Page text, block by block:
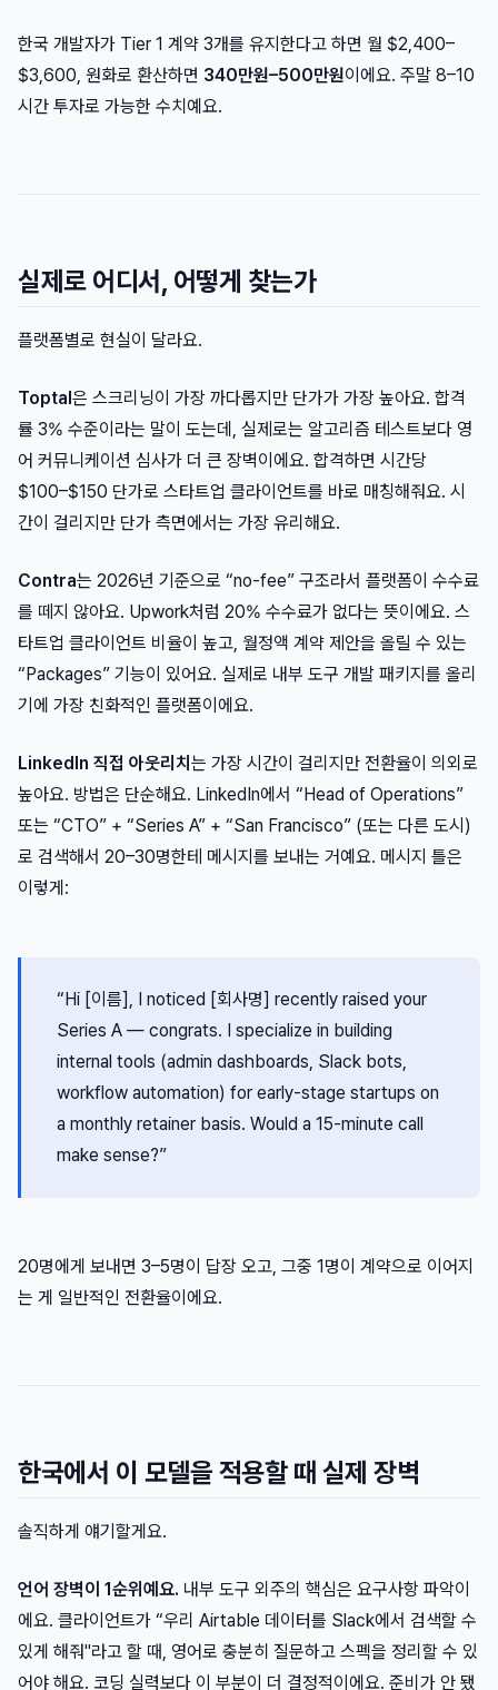
한국 개발자가 Tier 1 계약 3개를 유지한다고 하면 월 $2,400–
$3,600, 원화로 환산하면 340만원–500만원이에요. 주말 8–10
시간 투자로 가능한 수치예요.
실제로 어디서, 어떻게 찾는가
플랫폼별로 현실이 달라요.
Toptal 은 스크리닝이 가장 까다롭지만 단가가 가장 높아요. 합격
률 3% 수준이라는 말이 도는데, 실제로는 알고리즘 테스트보다 영
어 커뮤니케이션 심사가 더 큰 장벽이에요. 합격하면 시간당
$100–$150 단가로 스타트업 클라이언트를 바로 매칭해줘요. 시
간이 걸리지만 단가 측면에서는 가장 유리해요.
Contra는 2026년 기준으로 “no-fee” 구조라서 플랫폼이 수수료
를 떼지 않아요. Upwork처럼 20% 수수료가 없다는 뜻이에요. 스
타트업 클라이언트 비율이 높고, 월정액 계약 제안을 올릴 수 있는
“Packages” 기능이 있어요. 실제로 내부 도구 개발 패키지를 올리
기에 가장 친화적인 플랫폼이에요.
LinkedIn 직접 아웃리치 는 가장 시간이 걸리지만 전환율이 의외로
높아요. 방법은 단순해요. LinkedIn에서 “Head of Operations”
또는 “CTO” + “Series A” + “San Francisco” (또는 다른 도시)
로 검색해서 20–30명한테 메시지를 보내는 거예요. 메시지 틀은
이렇게:
“Hi [이름], I noticed [회사명] recently raised your
Series A — congrats. I specialize in building
internal tools (admin dashboards, Slack bots,
workflow automation) for early-stage startups on
a monthly retainer basis. Would a 15-minute call
make sense?”
20명에게 보내면 3–5명이 답장 오고, 그중 1명이 계약으로 이어지
는 게 일반적인 전환율이에요.
한국에서 이 모델을 적용할 때 실제 장벽
솔직하게 얘기할게요.
언어 장벽이 1순위예요. 내부 도구 외주의 핵심은 요구사항 파악이
에요. 클라이언트가 “우리 Airtable 데이터를 Slack에서 검색할 수
있게 해줘"라고 할 때, 영어로 충분히 질문하고 스펙을 정리할 수 있
어야 해요. 코딩 실력보다 이 부분이 더 결정적이에요. 준비가 안 됐